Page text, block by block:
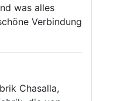
was alles
Verbindung
Chasalla,